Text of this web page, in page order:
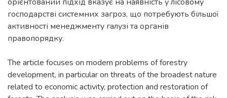
господарстві системних загроз, що потребують більшої
активності менеджменту галузі та органів
правопорядку.
The article focuses on modern problems of forestry
development, in particular on threats of the broadest nature
related to economic activity, protection and restoration of